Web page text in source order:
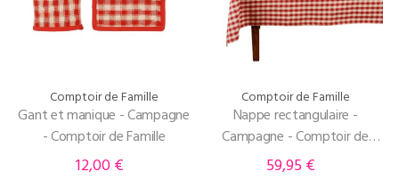
Comptoir de Famille
Gant et manique - Campagne
- Comptoir de Famille
Prix
12,00 €
Comptoir de Famille
Nappe rectangulaire -
Campagne - Comptoir de
Famille - 250 X 150 cm
Prix
59,95 €